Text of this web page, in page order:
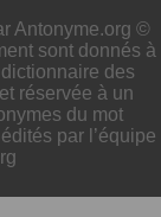
Antonyme.org ©
sont donnés à
des
réservée à un
du mot
par l’équipe